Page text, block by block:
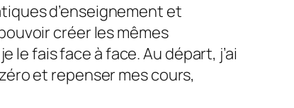
d’enseignement et
créer les mêmes
le fais face à face. Au départ, j’ai
et repenser mes cours,